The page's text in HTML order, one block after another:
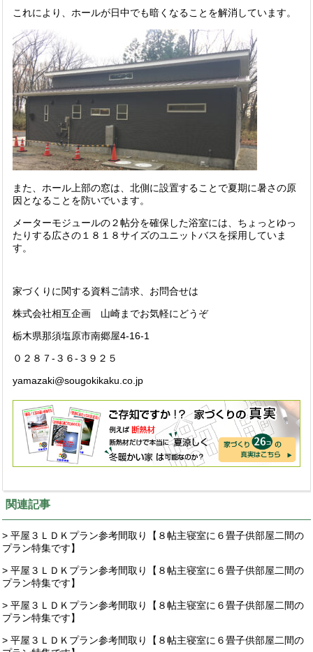
これにより、ホールが日中でも暗くなることを解消しています。
また、ホール上部の窓は、北側に設置することで夏期に暑さの原
因となることを防いでいます。
メーターモジュールの２帖分を確保した浴室には、ちょっとゆっ
たりする広さの１８１８サイズのユニットバスを採用していま
す。
家づくりに関する資料ご請求、お問合せは
株式会社相互企画 山崎までお気軽にどうぞ
栃木県那須塩原市南郷屋4-16-1
０２８７-３６-３９２５
yamazaki@sougokikaku.co.jp
関連記事
> 平屋３ＬＤＫプラン参考間取り【８帖主寝室に６畳子供部屋二間の
プラン特集です】
> 平屋３ＬＤＫプラン参考間取り【８帖主寝室に６畳子供部屋二間の
プラン特集です】
> 平屋３ＬＤＫプラン参考間取り【８帖主寝室に６畳子供部屋二間の
プラン特集です】
> 平屋３ＬＤＫプラン参考間取り【８帖主寝室に６畳子供部屋二間の